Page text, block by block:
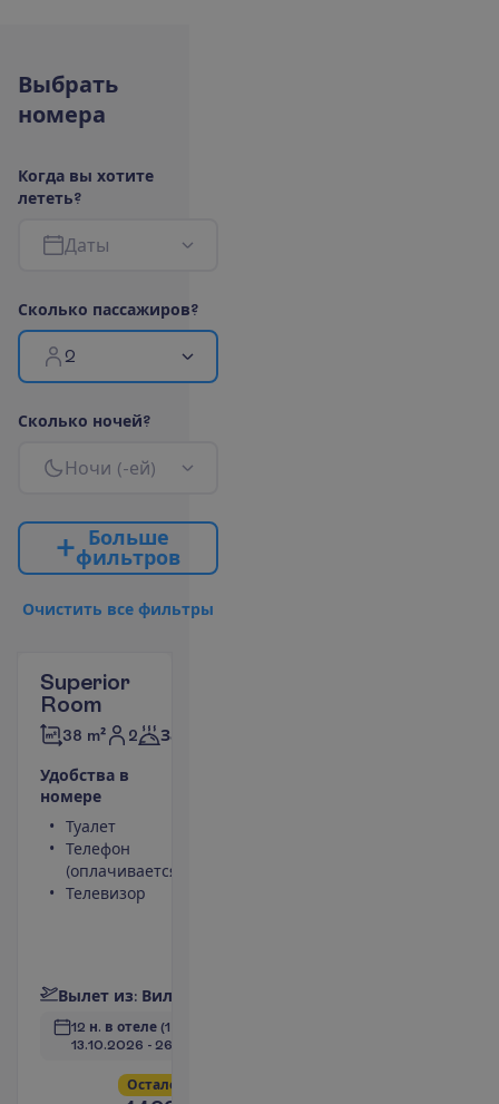
Выбрать
номера
Когда вы хотите
лететь?
Даты
Сколько пассажиров?
2
Сколько ночей?
Ночи (-ей)
Больше
фильтров
Очистить все фильтры
Superior
Room
38 m² 2 Завтраки
Удобства в
номере
Туалет
Телефон
(оплачивается)
Телевизор
Вылет из: Вил
12 н. в отеле (14 н. всего)
13.10.2026 - 26.10.2026
Остало